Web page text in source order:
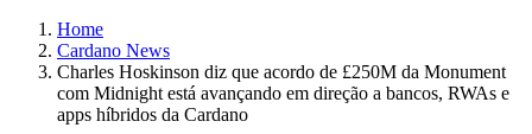
Home
Cardano News
Charles Hoskinson diz que acordo de £250M da Monument
com Midnight está avançando em direção a bancos, RWAs e
apps híbridos da Cardano